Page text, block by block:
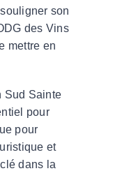
son
des Vins
mettre en
Sud Sainte
pour
pour
et
dans la